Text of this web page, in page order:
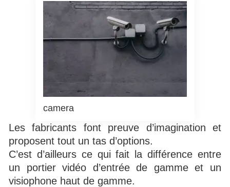
camera
Les fabricants font preuve d’imagination et
proposent tout un tas d’options.
C’est d’ailleurs ce qui fait la différence entre
un portier vidéo d’entrée de gamme et un
visiophone haut de gamme.